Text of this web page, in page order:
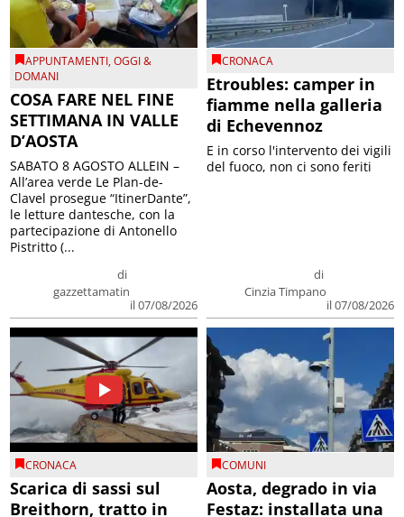
APPUNTAMENTI,OGGI &
DOMANI
COSA FARE NEL FINE
SETTIMANA IN VALLE
D’AOSTA
di
gazzettamatin
il 07/08/2026
SABATO 8 AGOSTO ALLEIN –
All’area verde Le Plan-de-
Clavel prosegue “ItinerDante”,
le letture dantesche, con la
partecipazione di Antonello
Pistritto (...
CRONACA
Etroubles: camper in
fiamme nella galleria
di Echevennoz
di
Cinzia Timpano
il 07/08/2026
E in corso l'intervento dei vigili
del fuoco, non ci sono feriti
CRONACA
Scarica di sassi sul
Breithorn, tratto in
COMUNI
Aosta, degrado in via
Festaz: installata una